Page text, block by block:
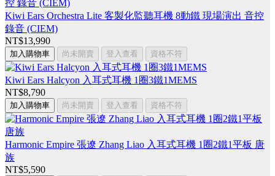
Kiwi Ears Orchestra Lite 客製化監聽耳機 8動鐵 現場演出 音控
錄音 (CIEM)
NT$13,990
加入購物車 尚未開賣 登入查看 資格不符
Kiwi Ears Halcyon 入耳式耳機 1圈3鐵1MEMS
NT$8,790
加入購物車 尚未開賣 登入查看 資格不符
Harmonic Empire 張遼 Zhang Liao 入耳式耳機 1圈2鐵1平板 唐
族
NT$5,590